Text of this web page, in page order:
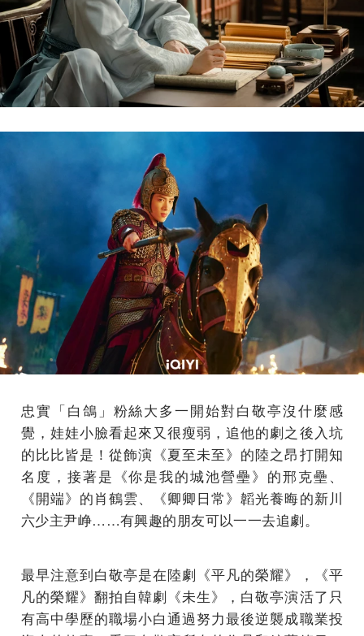
忠實「白鴿」粉絲大多一開始對白敬亭沒什麼感
覺，娃娃小臉看起來又很瘦弱，追他的劇之後入坑
的比比皆是！從飾演《夏至未至》的陸之昂打開知
名度，接著是《你是我的城池營壘》的邢克壘、
《開端》的肖鶴雲、《卿卿日常》韜光養晦的新川
六少主尹峥……有興趣的朋友可以一一去追劇。
最早注意到白敬亭是在陸劇《平凡的榮耀》，《平
凡的榮耀》翻拍自韓劇《未生》，白敬亭演活了只
有高中學歷的職場小白通過努力最後逆襲成職業投